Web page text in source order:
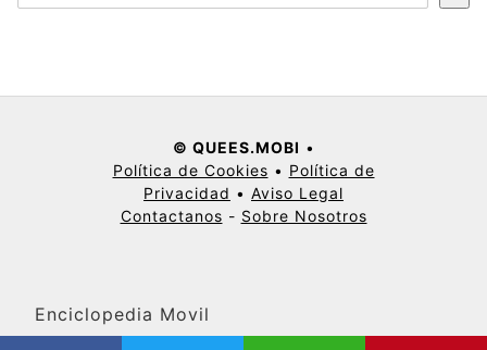
© QUEES.MOBI •
Política de Cookies • Política de
Privacidad • Aviso Legal
Contactanos - Sobre Nosotros
Enciclopedia Movil